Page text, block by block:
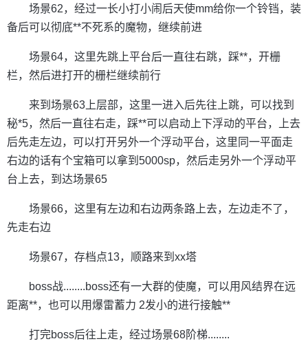
场景62，经过一长小打小闹后天使mm给你一个铃铛，装
备后可以彻底**不死系的魔物，继续前进
场景64，这里先跳上平台后一直往右跳，踩**，开栅
栏，然后进打开的栅栏继续前行
来到场景63上层部，这里一进入后先往上跳，可以找到
秘*5，然后一直往右走，踩**可以启动上下浮动的平台，上去
后先走左边，可以打开另外一个浮动平台，这里同一平面走
右边的话有个宝箱可以拿到5000sp，然后走另外一个浮动平
台上去，到达场景65
场景66，这里有左边和右边两条路上去，左边走不了，
先走右边
场景67，存档点13，顺路来到xx塔
boss战........boss还有一大群的使魔，可以用风结界在远
距离**，也可以用爆雷蓄力 2发小的进行接触**
打完boss后往上走，经过场景68阶梯........